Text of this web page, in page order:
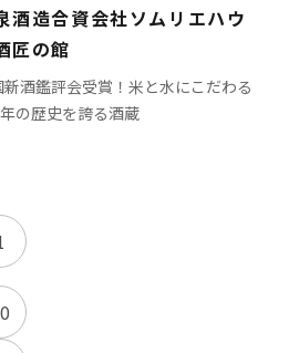
酒造合資会社ソムリエハウ
匠の館
新酒鑑評会受賞！米と水にこだわる
の歴史を誇る酒蔵